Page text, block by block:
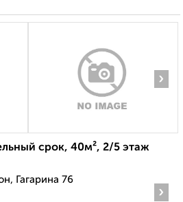
›
срок, 40м², 2/5 этаж
Гагарина 76
›